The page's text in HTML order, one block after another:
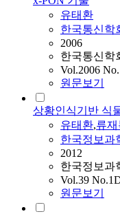
유태환
한국통신학
2006
한국통신학
Vol.2006
원문보기
상황인식기반 식
유태환,류재
한국정보과
2012
한국정보과
Vol.39
원문보기